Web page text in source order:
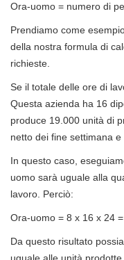
Ora-uomo = numero di
Prendiamo come
della nostra formula di
richieste.
Se il totale delle ore di
Questa azienda ha 16
produce 19.000 unità di
netto dei fine settimana e
In questo caso,
uomo sarà uguale alla
lavoro. Perciò:
Ora-uomo = 8 x 16 x 24
Da questo risultato
uguale alle unità